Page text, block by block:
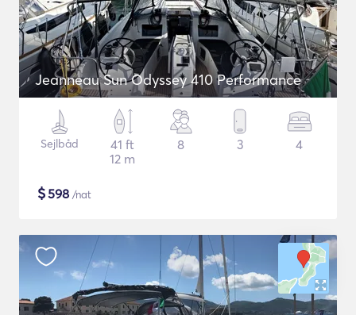
Jeanneau Sun Odyssey 410 Performance
Sejlbåd
41 ft
12 m
8 3 4
$598 /nat